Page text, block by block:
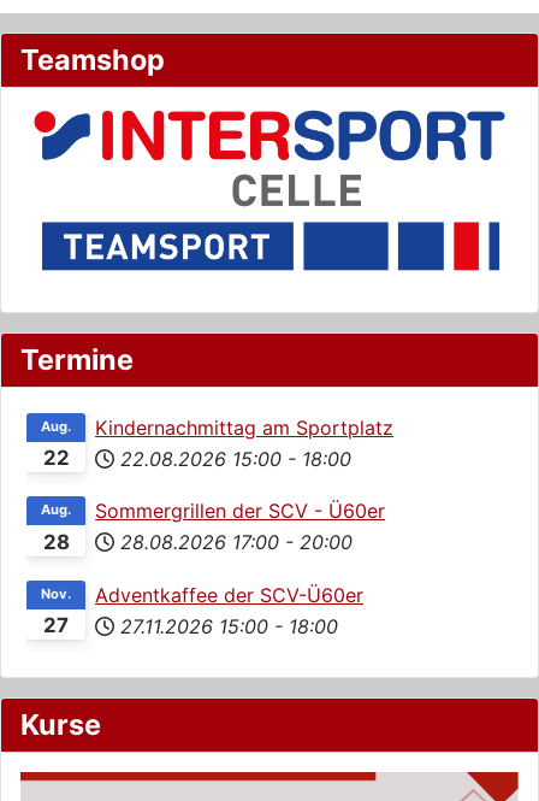
Teamshop
Termine
22
Aug.
Kindernachmittag am Sportplatz
22.08.2026 15:00 - 18:00
28
Aug.
Sommergrillen der SCV - Ü60er
28.08.2026 17:00 - 20:00
27
Nov.
Adventkaffee der SCV-Ü60er
27.11.2026 15:00 - 18:00
Kurse